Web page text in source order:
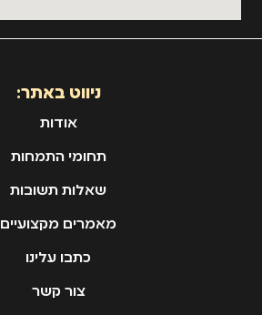
ניווט באתר:
אודות
תחומי התמחות
שאלות תשובות
מאמרים מקצועיים
כתבו עלינו
צור קשר